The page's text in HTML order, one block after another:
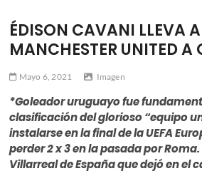
ÉDISON CAVANI LLEVA
MANCHESTER UNITED A
Mayo 6, 2021 Imagen
*Goleador uruguayo fue
clasificación del glorioso “equipo
instalarse en la final de la UEFA
perder 2 x 3 en la pasada por
Villarreal de España que dejó en el